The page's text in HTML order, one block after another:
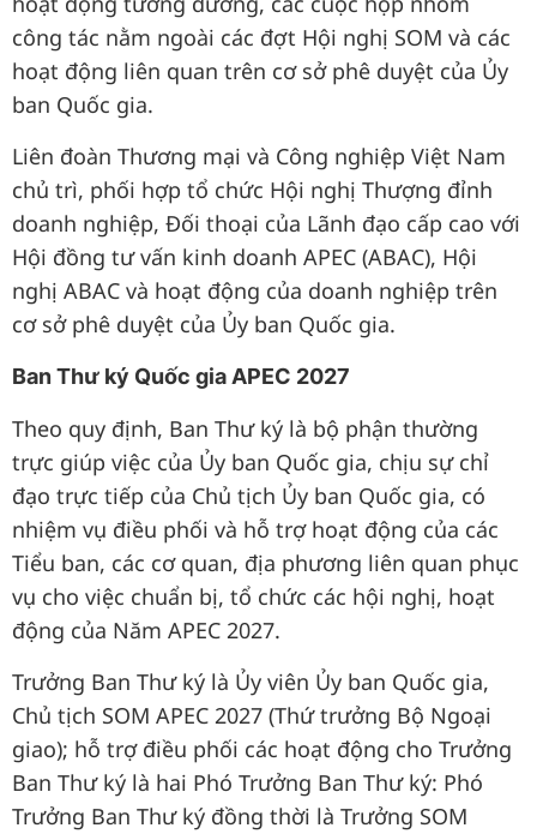
công tác nằm ngoài các đợt Hội nghị SOM và các
hoạt động liên quan trên cơ sở phê duyệt của Ủy
ban Quốc gia.
Liên đoàn Thương mại và Công nghiệp Việt Nam
chủ trì, phối hợp tổ chức Hội nghị Thượng đỉnh
doanh nghiệp, Đối thoại của Lãnh đạo cấp cao với
Hội đồng tư vấn kinh doanh APEC (ABAC), Hội
nghị ABAC và hoạt động của doanh nghiệp trên
cơ sở phê duyệt của Ủy ban Quốc gia.
Ban Thư ký Quốc gia APEC 2027
Theo quy định, Ban Thư ký là bộ phận thường
trực giúp việc của Ủy ban Quốc gia, chịu sự chỉ
đạo trực tiếp của Chủ tịch Ủy ban Quốc gia, có
nhiệm vụ điều phối và hỗ trợ hoạt động của các
Tiểu ban, các cơ quan, địa phương liên quan phục
vụ cho việc chuẩn bị, tổ chức các hội nghị, hoạt
động của Năm APEC 2027.
Trưởng Ban Thư ký là Ủy viên Ủy ban Quốc gia,
Chủ tịch SOM APEC 2027 (Thứ trưởng Bộ Ngoại
giao); hỗ trợ điều phối các hoạt động cho Trưởng
Ban Thư ký là hai Phó Trưởng Ban Thư ký: Phó
Trưởng Ban Thư ký đồng thời là Trưởng SOM